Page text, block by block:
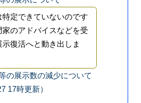
定できていないのです
家のアドバイスなどを受
示復活へと動き出しま
の展示数の減少について
17時更新）